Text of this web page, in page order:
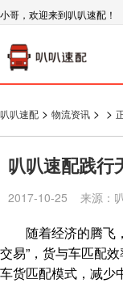
小哥，欢迎来到叭叭速配！
叭叭速配 > 物流资讯 > >
叭叭速配践行
2017-10-25 来源：
随着经济的腾飞，
交易”，货与车匹配
车货匹配模式，减少